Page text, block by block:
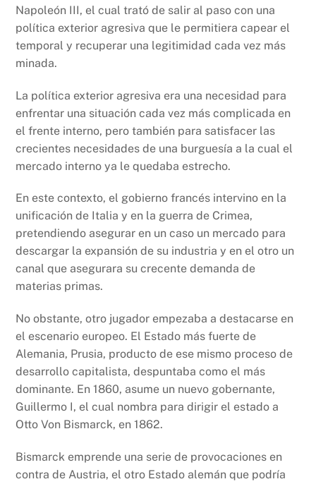
Napoleón III, el cual trató de salir al paso con una
política exterior agresiva que le permitiera capear el
temporal y recuperar una legitimidad cada vez más
minada.
La política exterior agresiva era una necesidad para
enfrentar una situación cada vez más complicada en
el frente interno, pero también para satisfacer las
crecientes necesidades de una burguesía a la cual el
mercado interno ya le quedaba estrecho.
En este contexto, el gobierno francés intervino en la
unificación de Italia y en la guerra de Crimea,
pretendiendo asegurar en un caso un mercado para
descargar la expansión de su industria y en el otro un
canal que asegurara su crecente demanda de
materias primas.
No obstante, otro jugador empezaba a destacarse en
el escenario europeo. El Estado más fuerte de
Alemania, Prusia, producto de ese mismo proceso de
desarrollo capitalista, despuntaba como el más
dominante. En 1860, asume un nuevo gobernante,
Guillermo I, el cual nombra para dirigir el estado a
Otto Von Bismarck, en 1862.
Bismarck emprende una serie de provocaciones en
contra de Austria, el otro Estado alemán que podría